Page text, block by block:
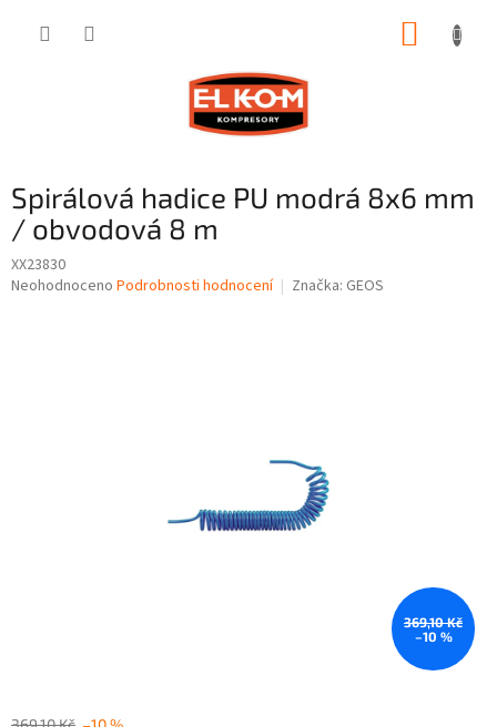
Spirálová hadice PU modrá 8x6 mm
/ obvodová 8 m
XX23830
Průměrné
Neohodnoceno Podrobnosti hodnocení Značka: GEOS
369,10 Kč
–10 %